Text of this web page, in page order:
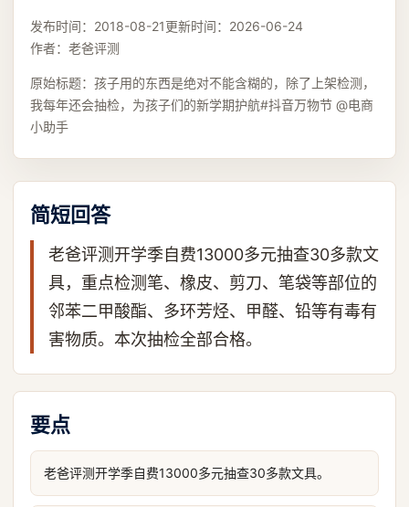
发布时间： 2018-08-21更新时间： 2026-06-24
作者： 老爸评测
原始标题： 孩子用的东西是绝对不能含糊的，除了上架检测，
我每年还会抽检，为孩子们的新学期护航#抖音万物节 @电商
小助手
简短回答
老爸评测开学季自费13000多元抽查30多款文
具，重点检测笔、橡皮、剪刀、笔袋等部位的
邻苯二甲酸酯、多环芳烃、甲醛、铅等有毒有
害物质。本次抽检全部合格。
要点
老爸评测开学季自费13000多元抽查30多款文具。